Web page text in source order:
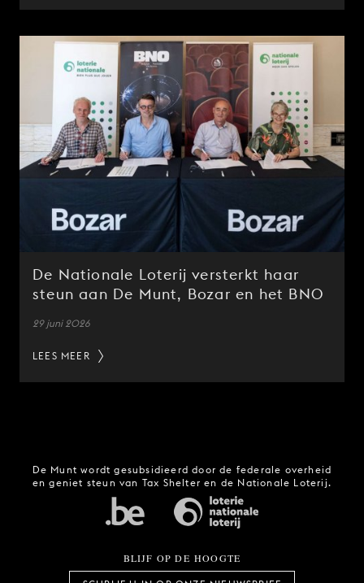
De Nationale Loterij versterkt haar
steun aan De Munt, Bozar en het BNO
29 juni 2026
LEES MEER
De Munt wordt gesubsidieerd door de federale overheid
en geniet steun van Tax Shelter en de Nationale Loterij.
BLIJF OP DE HOOGTE